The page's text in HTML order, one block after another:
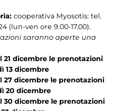
cooperativa Myosotis: tel.
(lun-ven ore 9.00-17.00).
saranno aperte una
21 dicembre le prenotazioni
13 dicembre
27 dicembre le prenotazioni
20 dicembre
30 dicembre le prenotazioni